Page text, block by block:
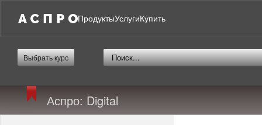
ПродуктыУслугиКупить
Выбрать курс
Аспро: Digital